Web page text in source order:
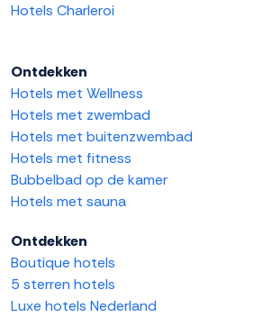
Hotels Charleroi
Ontdekken
Hotels met Wellness
Hotels met zwembad
Hotels met buitenzwembad
Hotels met fitness
Bubbelbad op de kamer
Hotels met sauna
Ontdekken
Boutique hotels
5 sterren hotels
Luxe hotels Nederland